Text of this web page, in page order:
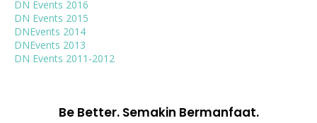
DN Events 2016
DN Events 2015
DNEvents 2014
DNEvents 2013
DN Events 2011-2012
Be Better. Semakin Bermanfaat.